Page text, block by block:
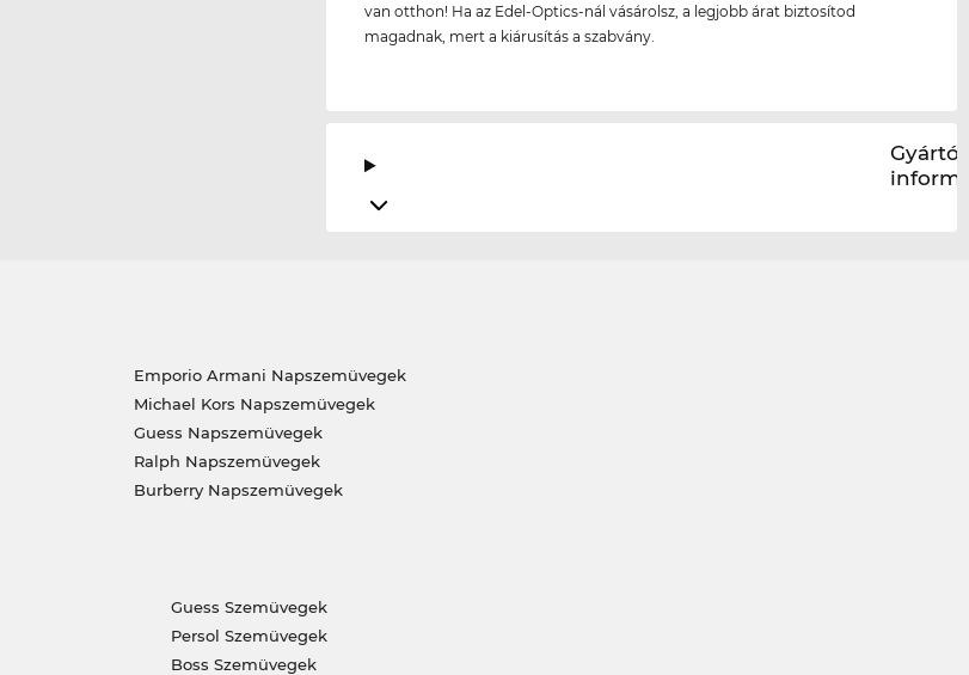
van otthon! Ha az Edel-Optics-nál vásárolsz, a legjobb árat biztosítod
magadnak, mert a kiárusítás a szabvány.
Gyártói
Emporio Armani Napszemüvegek
Michael Kors Napszemüvegek
Guess Napszemüvegek
Ralph Napszemüvegek
Burberry Napszemüvegek
Guess Szemüvegek
Persol Szemüvegek
Boss Szemüvegek